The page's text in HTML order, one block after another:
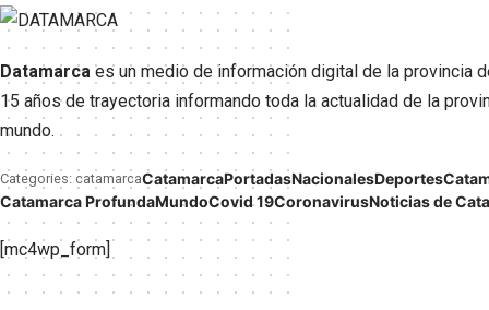
Datamarca es un medio de información digital de la provincia
15 años de trayectoria informando toda la actualidad de la
mundo.
Categories: catamarcaCatamarcaPortadasNacionalesDeportes
Catamarca ProfundaMundoCovid 19CoronavirusNoticias de
[mc4wp_form]